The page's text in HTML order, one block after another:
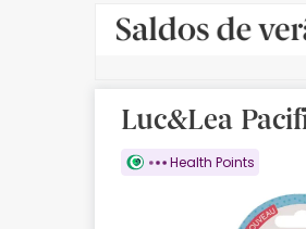
Nossa marca
Medicamentos
Cosmética
Luc&Lea
Health Points